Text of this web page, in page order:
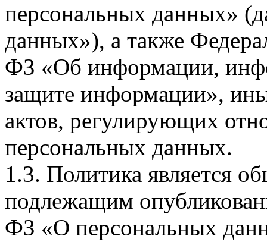
персональных данных»
данных»), а также
ФЗ «Об информации,
защите информации»,
актов, регулирующих
персональных данных.
1.3. Политика является
подлежащим
ФЗ «О персональных